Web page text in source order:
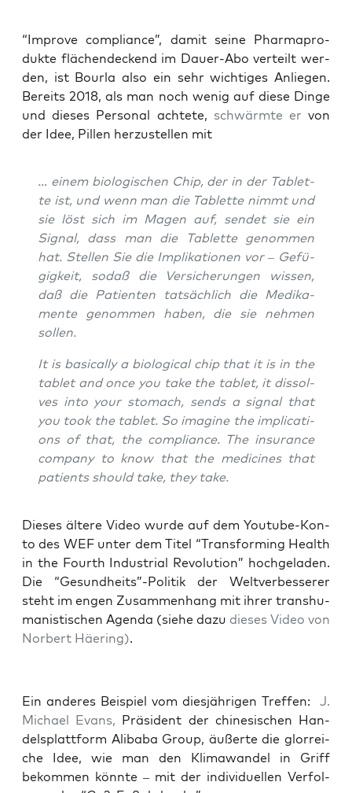
“Impro­ve com­pli­ance”, damit sei­ne Phar­ma­pro­
duk­te flä­chen­de­ckend im Dau­er-Abo ver­teilt wer­
den, ist Bour­la also ein sehr wich­ti­ges Anlie­gen.
Bereits 2018, als man noch wenig auf die­se Din­ge
und die­ses Per­so­nal ach­te­te, schwärm­te er von
der Idee, Pil­len her­zu­stel­len mit
… einem bio­lo­gi­schen Chip, der in der Tablet­
te ist, und wenn man die Tablet­te nimmt und
sie löst sich im Magen auf, sen­det sie ein
Signal, dass man die Tablet­te genom­men
hat. Stel­len Sie die Impli­ka­tio­nen vor – Gefü­
gig­keit, sodaß die Ver­si­che­run­gen wis­sen,
daß die Pati­en­ten tat­säch­lich die Medi­ka­
men­te genom­men haben, die sie neh­men
sollen.
It is basi­cal­ly a bio­lo­gi­cal chip that it is in the
tablet and once you take the tablet, it dis­sol­
ves into your sto­mach, sends a signal that
you took the tablet. So ima­gi­ne the impli­ca­ti­
ons of that, the com­pli­ance. The insu­rance
com­pa­ny to know that the medi­ci­nes that
pati­ents should take, they take.
Die­ses älte­re Video wur­de auf dem You­tube-Kon­
to des WEF unter dem Titel “Trans­forming Health
in the Fourth Indus­tri­al Revo­lu­ti­on” hoch­ge­la­den.
Die “Gesundheits”-Politik der Welt­ver­bes­se­rer
steht im engen Zusam­men­hang mit ihrer trans­hu­
ma­nis­ti­schen Agen­da (sie­he dazu die­ses Video von
Nor­bert Häe­ring).
Ein ande­res Bei­spiel vom dies­jäh­ri­gen Tref­fen:
J.
Micha­el Evans, Prä­si­dent der chi­ne­si­schen Han­
dels­platt­form Ali­baba Group, äußer­te die glor­rei­
che Idee, wie man den Kli­ma­wan­del in Griff
bekom­men könn­te – mit der indi­vi­du­el­len Ver­fol­